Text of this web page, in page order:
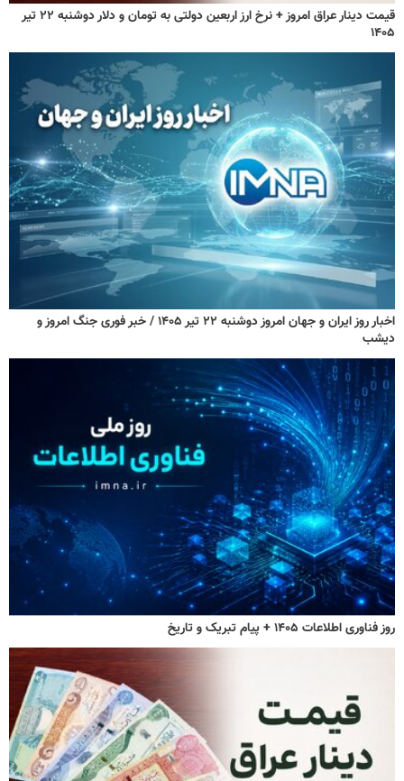
قیمت دینار عراق امروز + نرخ ارز اربعین دولتی به تومان و دلار دوشنبه ۲۲ تیر
۱۴۰۵
اخبار روز ایران و جهان امروز دوشنبه ۲۲ تیر ۱۴۰۵ / خبر فوری جنگ امروز و
دیشب
روز فناوری اطلاعات ۱۴۰۵ + پیام تبریک و تاریخ